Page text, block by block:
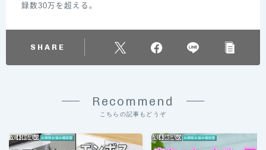
録数30万を超える。
SHARE
Recommend
こちらの記事もどうぞ